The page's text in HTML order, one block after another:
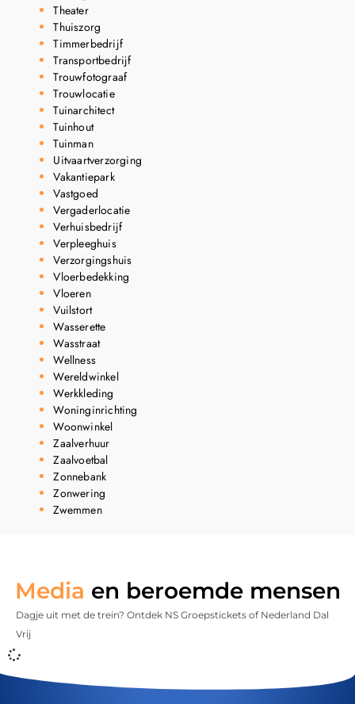
Theater
Thuiszorg
Timmerbedrijf
Transportbedrijf
Trouwfotograaf
Trouwlocatie
Tuinarchitect
Tuinhout
Tuinman
Uitvaartverzorging
Vakantiepark
Vastgoed
Vergaderlocatie
Verhuisbedrijf
Verpleeghuis
Verzorgingshuis
Vloerbedekking
Vloeren
Vuilstort
Wasserette
Wasstraat
Wellness
Wereldwinkel
Werkkleding
Woninginrichting
Woonwinkel
Zaalverhuur
Zaalvoetbal
Zonnebank
Zonwering
Zwemmen
Media en beroemde mensen
Dagje uit met de trein? Ontdek NS Groepstickets of Nederland Dal
Vrij